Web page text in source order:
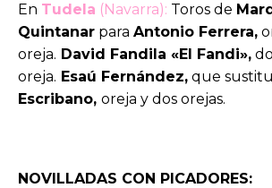
En Tudela (Navarra): Toros de
Quintanar para Antonio Ferrera,
oreja. David Fandila «El Fandi»,
oreja. Esaú Fernández, que
Escribano, oreja y dos orejas.
NOVILLADAS CON PICADORES: